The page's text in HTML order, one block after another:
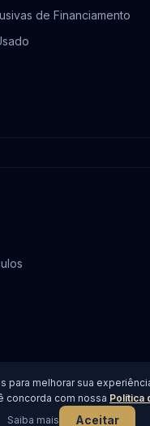
de Financiamento
Veículos. Todos os direitos
para melhorar sua
concorda com nossa Política
Saiba mais
Aceitar